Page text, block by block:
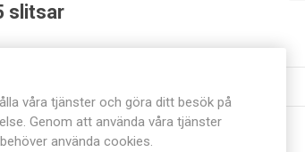
slitsar
våra tjänster och göra ditt besök på
Genom att använda våra tjänster
använda cookies.